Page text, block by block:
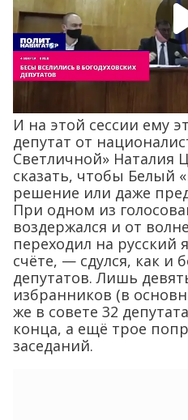
И на этой сессии ему
депутат от
Светличной» Наталия
сказать, чтобы Белый
решение или даже
При одном из
воздержался и от
переходил на русский
счёте, — сдулся, как и
депутатов. Лишь
избранников (в
же в совете 32
конца, а ещё трое
заседаний.